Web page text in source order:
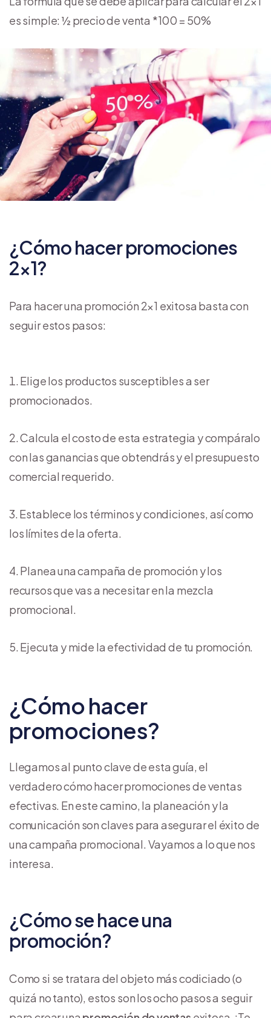
es simple: ½ precio de venta *100 = 50%
¿Cómo hacer promociones
2×1?
Para hacer una promoción 2×1 exitosa basta con
seguir estos pasos:
Elige los productos susceptibles a ser
promocionados.
Calcula el costo de esta estrategia y compáralo
con las ganancias que obtendrás y el presupuesto
comercial requerido.
Establece los términos y condiciones, así como
los límites de la oferta.
Planea una campaña de promoción y los
recursos que vas a necesitar en la mezcla
promocional.
Ejecuta y mide la efectividad de tu promoción.
¿Cómo hacer
promociones?
Llegamos al punto clave de esta guía, el
verdadero cómo hacer promociones de ventas
efectivas. En este camino, la planeación y la
comunicación son claves para asegurar el éxito de
una campaña promocional. Vayamos a lo que nos
interesa.
¿Cómo se hace una
promoción?
Como si se tratara del objeto más codiciado (o
quizá no tanto), estos son los ocho pasos a seguir